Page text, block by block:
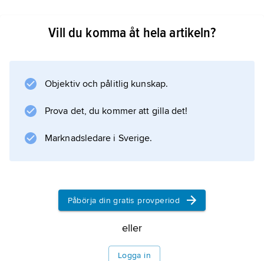
Vill du komma åt hela artikeln?
Objektiv och pålitlig kunskap.
Prova det, du kommer att gilla det!
Marknadsledare i Sverige.
Påbörja din gratis provperiod
eller
Logga in